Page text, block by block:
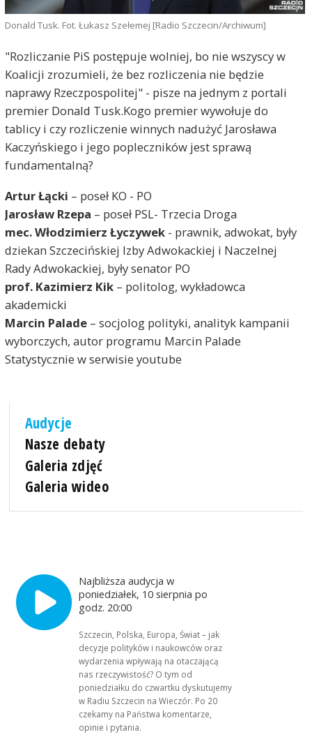
Donald Tusk. Fot. Łukasz Szełemej [Radio Szczecin/Archiwum]
"Rozliczanie PiS postępuje wolniej, bo nie wszyscy w
Koalicji zrozumieli, że bez rozliczenia nie będzie
naprawy Rzeczpospolitej" - pisze na jednym z portali
premier Donald Tusk.Kogo premier wywołuje do
tablicy i czy rozliczenie winnych nadużyć Jarosława
Kaczyńskiego i jego popleczników jest sprawą
fundamentalną?
Artur Łącki – poseł KO - PO
Jarosław Rzepa – poseł PSL- Trzecia Droga
mec. Włodzimierz Łyczywek- prawnik, adwokat, były
dziekan Szczecińskiej Izby Adwokackiej i Naczelnej
Rady Adwokackiej, były senator PO
prof. Kazimierz Kik– politolog, wykładowca
akademicki
Marcin Palade– socjolog polityki, analityk kampanii
wyborczych, autor programu Marcin Palade
Statystycznie w serwisie youtube
Audycje
Nasze debaty
Galeria zdjęć
Galeria wideo
Najbliższa audycja w
poniedziałek, 10 sierpnia po
godz. 20:00
Szczecin, Polska, Europa, Świat – jak
decyzje polityków i naukowców oraz
wydarzenia wpływają na otaczającą
nas rzeczywistość? O tym od
poniedziałku do czwartku dyskutujemy
w Radiu Szczecin na Wieczór. Po 20
czekamy na Państwa komentarze,
opinie i pytania.